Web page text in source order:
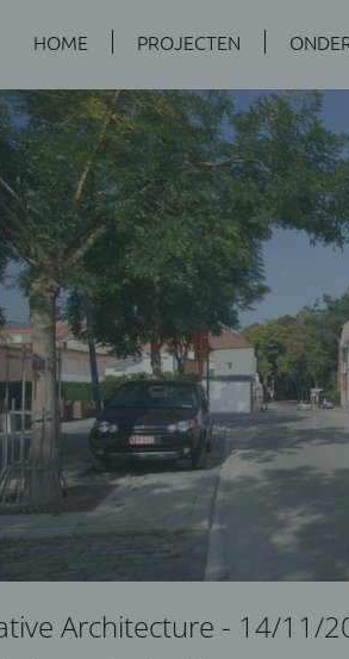
HOME PROJECTEN
Architecture - 14/11/